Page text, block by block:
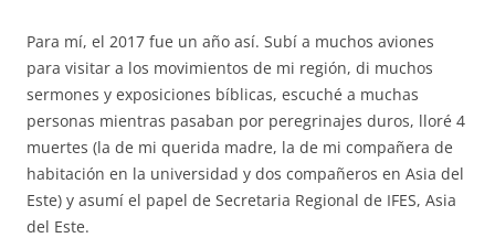
Para mí, el 2017 fue un año así. Subí a muchos aviones
para visitar a los movimientos de mi región, di muchos
sermones y exposiciones bíblicas, escuché a muchas
personas mientras pasaban por peregrinajes duros, lloré 4
muertes (la de mi querida madre, la de mi compañera de
habitación en la universidad y dos compañeros en Asia del
Este) y asumí el papel de Secretaria Regional de IFES, Asia
del Este.